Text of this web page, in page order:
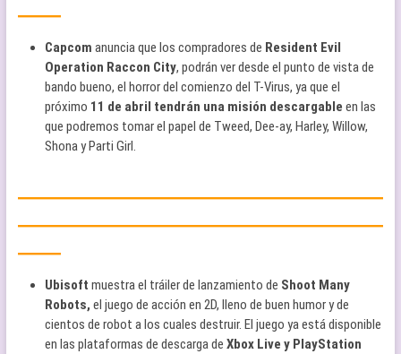
——
Capcom anuncia que los compradores de Resident Evil
Operation Raccon City, podrán ver desde el punto de vista de
bando bueno, el horror del comienzo del T-Virus, ya que el
próximo 11 de abril tendrán una misión descargable en las
que podremos tomar el papel de Tweed, Dee-ay, Harley, Willow,
Shona y Parti Girl.
—————————————————
—————————————————
——
Ubisoft muestra el tráiler de lanzamiento de Shoot Many
Robots, el juego de acción en 2D, lleno de buen humor y de
cientos de robot a los cuales destruir. El juego ya está disponible
en las plataformas de descarga de Xbox Live y PlayStation